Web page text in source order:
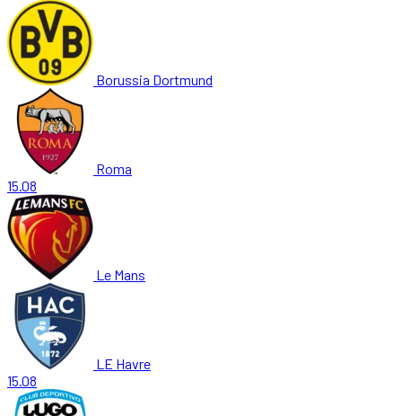
Borussia Dortmund
Roma
15.08
Le Mans
LE Havre
15.08